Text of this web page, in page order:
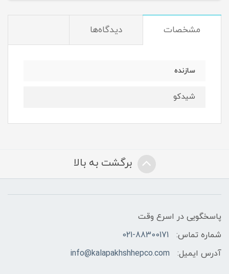
مشخصات دیدگاه‌ها
سازنده
شیدکو
برگشت به بالا
پاسخگویی در اسرع وقت
شماره تماس:
021-88300171
آدرس ایمیل:
info@kalapakhshhepco.com